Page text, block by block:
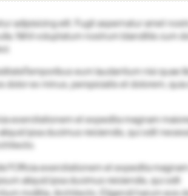
adipisicing elit. Fugit aspernatur amet
Nihil voluptatum nostrum blanditiis cum
Temporibus eum laudantium nisi quae
dolor ex minus, perspiciatis et dolorem, quia
exercitationem et expedita magnam
ipsa ducimus reiciendis, qui odit
Officia exercitationem et expedita
aliquid ipsa ducimus reiciendis, qui odit
mollitia. Architecto. Eligendi harum eos